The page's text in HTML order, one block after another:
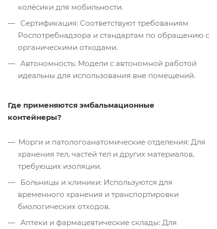
колёсики для мобильности.
Сертификация: Соответствуют требованиям
Роспотребнадзора и стандартам по обращению с
органическими отходами.
Автономность: Модели с автономной работой
идеальны для использования вне помещений.
Где применяются эмбальмационные
контейнеры?
Морги и патологоанатомические отделения: Для
хранения тел, частей тел и других материалов,
требующих изоляции.
Больницы и клиники: Используются для
временного хранения и транспортировки
биологических отходов.
Аптеки и фармацевтические склады: Для